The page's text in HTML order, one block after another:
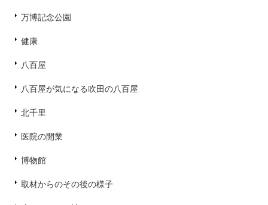
万博記念公園
健康
八百屋
八百屋が気になる吹田の八百屋
北千里
医院の開業
博物館
取材からのその後の様子